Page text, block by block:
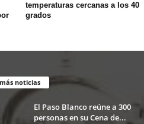
temperaturas cercanas a los 40
grados
noticias
El Paso Blanco reúne a 300
personas en su Cena de...